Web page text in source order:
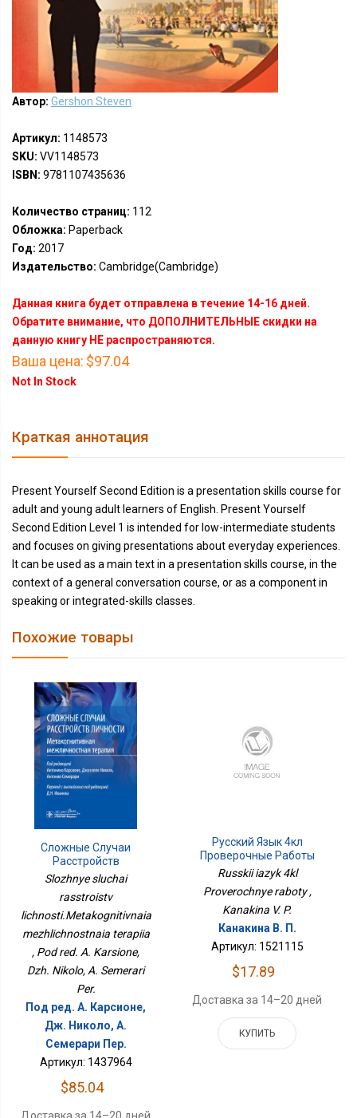
Автор: Gershon Steven
Артикул: 1148573
SKU: VV1148573
ISBN: 9781107435636
Количество страниц: 112
Обложка: Paperback
Год: 2017
Издательство: Cambridge(Cambridge)
Данная книга будет отправлена в течение 14-16 дней.
Обратите внимание, что ДОПОЛНИТЕЛЬНЫЕ скидки на
данную книгу НЕ распространяются.
Ваша цена: $97.04
Not In Stock
Краткая аннотация
Present Yourself Second Edition is a presentation skills course for
adult and young adult learners of English. Present Yourself
Second Edition Level 1 is intended for low-intermediate students
and focuses on giving presentations about everyday experiences.
It can be used as a main text in a presentation skills course, in the
context of a general conversation course, or as a component in
speaking or integrated-skills classes.
Похожие товары
Сложные Случаи
Расстройств
Личности.Метакогнитивная
Межличностная
Терапия
Slozhnye sluchai
rasstroistv
lichnosti.Metakognitivnaia
mezhlichnostnaia terapiia
, Pod red. A. Karsione,
Dzh. Nikolo, A. Semerari
Per.
Под ред. А. Карсионе,
Дж. Николо, А.
Семерари Пер.
Артикул: 1437964
$85.04
Русский Язык 4кл
Проверочные Работы
Russkii iazyk 4kl
Proverochnye raboty ,
Kanakina V. P.
Канакина В. П.
Артикул: 1521115
$17.89
Доставка за 14–20 дней
КУПИТЬ